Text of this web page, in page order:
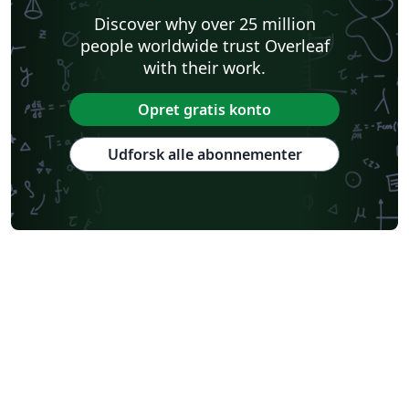
Discover why over 25 million
people worldwide trust Overleaf
with their work.
Opret gratis konto
Udforsk alle abonnementer